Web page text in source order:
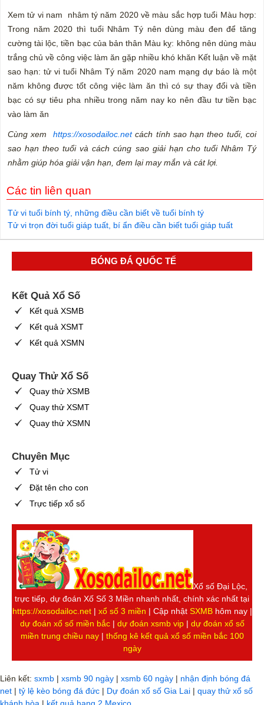
Xem tử vi nam nhâm tý năm 2020 về màu sắc hợp tuổi Màu hợp:
Trong năm 2020 thì tuổi Nhâm Tý nên dùng màu đen để tăng
cường tài lộc, tiền bạc của bản thân Màu kỵ: không nên dùng màu
trắng chủ về công việc làm ăn gặp nhiều khó khăn Kết luận về mặt
sao hạn: tử vi tuổi Nhâm Tý năm 2020 nam mạng dự báo là một
năm không được tốt công việc làm ăn thì có sự thay đổi và tiền
bạc có sự tiêu pha nhiều trong năm nay ko nên đầu tư tiền bạc
vào làm ăn
Cùng xem https://xosodailoc.netcách tính sao hạn theo tuổi, coi
sao hạn theo tuổi và cách cúng sao giải hạn cho tuổi Nhâm Tý
nhằm giúp hóa giải vận hạn, đem lại may mắn và cát lợi.
Các tin liên quan
Tử vi tuổi bính tý, những điều cần biết về tuổi bính tý
Tử vi trọn đời tuổi giáp tuất, bí ẩn điều cần biết tuổi giáp tuất
BÓNG ĐÁ QUỐC TẾ
Kết Quả Xổ Số
Kết quả XSMB
Kết quả XSMT
Kết quả XSMN
Quay Thử Xổ Số
Quay thử XSMB
Quay thử XSMT
Quay thử XSMN
Chuyên Mục
Tử vi
Đặt tên cho con
Trực tiếp xổ số
Xổ số Đại Lộc,
trực tiếp, dự đoán Xố Số 3 Miền nhanh nhất, chính xác nhất tại
https://xosodailoc.net| xổ số 3 miền | Cập nhật SXMBhôm nay |
dự đoán xổ số miền bắc| dự đoán xsmb vip| dự đoán xổ số
miền trung chiều nay| thống kê kết quả xổ số miền bắc 100
ngày
Liên kết: sxmb | xsmb 90 ngày | xsmb 60 ngày | nhận định bóng đá
net | tỷ lệ kèo bóng đá đức | Dự đoán xổ số Gia Lai | quay thử xổ số